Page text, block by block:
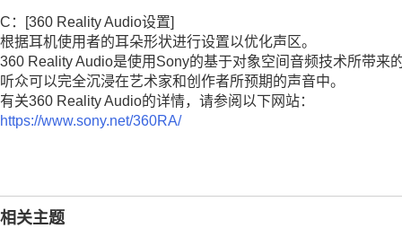
C：[360 Reality Audio设置]
根据耳机使用者的耳朵形状进行设置以优化声区。
360 Reality Audio是使用Sony的基于对象空间音频技术所带来
听众可以完全沉浸在艺术家和创作者所预期的声音中。
有关360 Reality Audio的详情，请参阅以下网站：
https://www.sony.net/360RA/
相关主题